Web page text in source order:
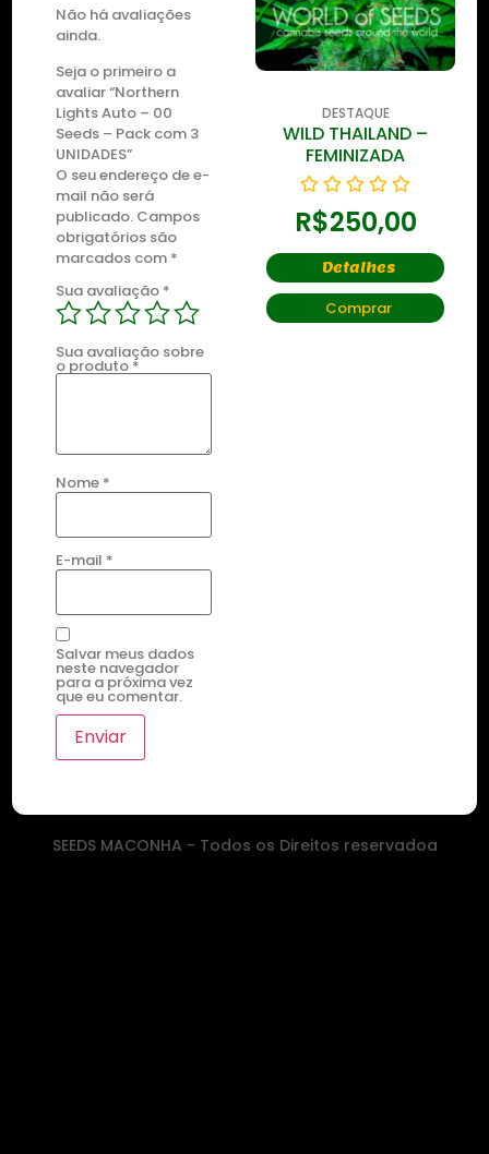
Não há avaliações
ainda.
Seja o primeiro a
avaliar “Northern
Lights Auto – 00
Seeds – Pack com 3
UNIDADES”
O seu endereço de e-
mail não será
publicado. Campos
obrigatórios são
marcados com *
Sua avaliação *
Sua avaliação sobre
o produto *
Nome *
E-mail *
Salvar meus dados
neste navegador
para a próxima vez
que eu comentar.
DESTAQUE
WILD THAILAND
RYDER
R$250,00
Detalhes
Comprar
DESTAQUE
WILD THAILAND –
FEMINIZADA
R$250,00
Detalhes
Comprar
SEEDS MACONHA - Todos os Direitos reservadoa